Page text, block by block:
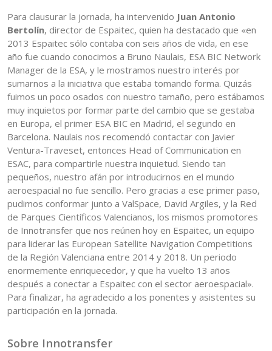
Para clausurar la jornada, ha intervenido Juan Antonio
Bertolín, director de Espaitec, quien ha destacado que «en
2013 Espaitec sólo contaba con seis años de vida, en ese
año fue cuando conocimos a Bruno Naulais, ESA BIC Network
Manager de la ESA, y le mostramos nuestro interés por
sumarnos a la iniciativa que estaba tomando forma. Quizás
fuimos un poco osados con nuestro tamaño, pero estábamos
muy inquietos por formar parte del cambio que se gestaba
en Europa, el primer ESA BIC en Madrid, el segundo en
Barcelona. Naulais nos recomendó contactar con Javier
Ventura-Traveset, entonces Head of Communication en
ESAC, para compartirle nuestra inquietud. Siendo tan
pequeños, nuestro afán por introducirnos en el mundo
aeroespacial no fue sencillo. Pero gracias a ese primer paso,
pudimos conformar junto a ValSpace, David Argiles, y la Red
de Parques Científicos Valencianos, los mismos promotores
de Innotransfer que nos reúnen hoy en Espaitec, un equipo
para liderar las European Satellite Navigation Competitions
de la Región Valenciana entre 2014 y 2018. Un periodo
enormemente enriquecedor, y que ha vuelto 13 años
después a conectar a Espaitec con el sector aeroespacial».
Para finalizar, ha agradecido a los ponentes y asistentes su
participación en la jornada.
Sobre Innotransfer